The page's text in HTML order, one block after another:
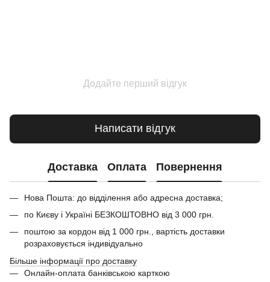
Додайте перший відгук
Написати відгук
Доставка Оплата Повернення
Нова Пошта: до відділення або адресна доставка;
по Києву і Україні БЕЗКОШТОВНО від 3 000 грн.
поштою за кордон від 1 000 грн., вартість доставки
розраховується індивідуально
Більше інформації про доставку
Онлайн-оплата банківською карткою